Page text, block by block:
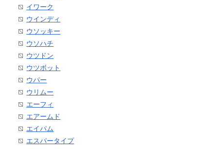
イワーク
ウインディ
ウソッキー
ウソハチ
ウツドン
ウツボット
ウパー
ウリムー
エーフィ
エアームド
エイパム
エスパータイプ